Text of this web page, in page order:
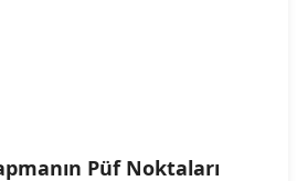
Püf Noktaları